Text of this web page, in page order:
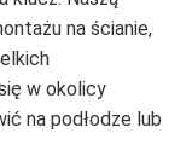
na ścianie,
w okolicy
na podłodze lub